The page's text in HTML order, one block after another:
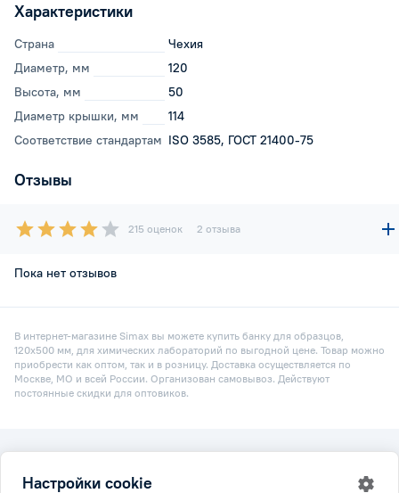
Характеристики
Страна
Чехия
Диаметр, мм
120
Высота, мм
50
Диаметр крышки, мм
114
Соответствие стандартам ISO 3585, ГОСТ 21400-75
Отзывы
215 оценок 2 отзыва
Пока нет отзывов
В интернет-магазине Simax вы можете купить банку для образцов,
120х500 мм, для химических лабораторий по выгодной цене. Товар можно
приобрести как оптом, так и в розницу. Доставка осуществляется по
Москве, МО и всей России. Организован самовывоз. Действуют
постоянные скидки для оптовиков.
Все права защищены.
Настройки cookie